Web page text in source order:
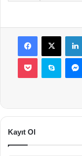
Facebook
X
Pocket Skype
Kayıt Ol